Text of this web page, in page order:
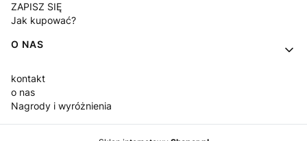
ZAPISZ SIĘ
Jak kupować?
O NAS
kontakt
o nas
Nagrody i wyróżnienia